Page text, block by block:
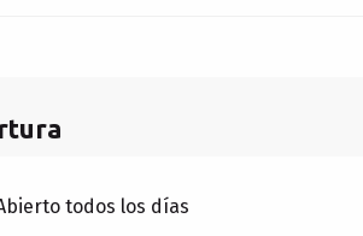
todos los días